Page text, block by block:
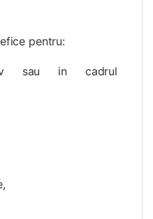
pentru:
sau in cadrul